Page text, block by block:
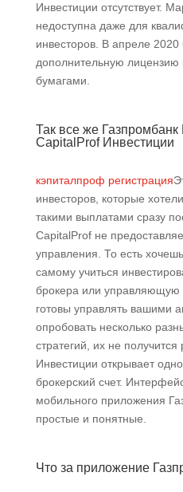
Инвестиции отсутствует.
недоступна даже для
инвесторов. В апреле 2020
дополнительную
бумагами.
Так все же
CapitalProf Инвестиции
кэпиталпроф регистрация
инвесторов, которые
такими выплатами сразу
CapitalProf не
управления. То есть
самому учиться
брокера или управляющую
готовы управлять вашими
опробовать несколько
стратегий, их не
Инвестиции открывает
брокерский счет.
мобильного приложения
простые и понятные.
Что за приложение